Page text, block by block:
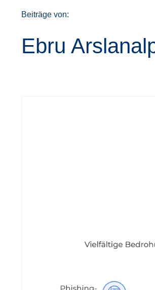
Beiträge von:
Ebru